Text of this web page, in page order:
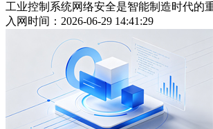
工业控制系统网络安全是智能制造时代的
入网时间：2026-06-29 14:41:29